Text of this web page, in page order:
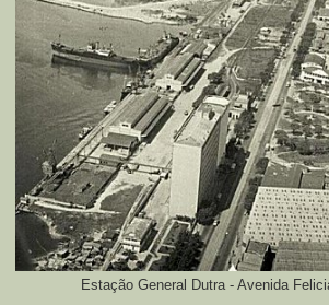
Estação General Dutra - Avenida